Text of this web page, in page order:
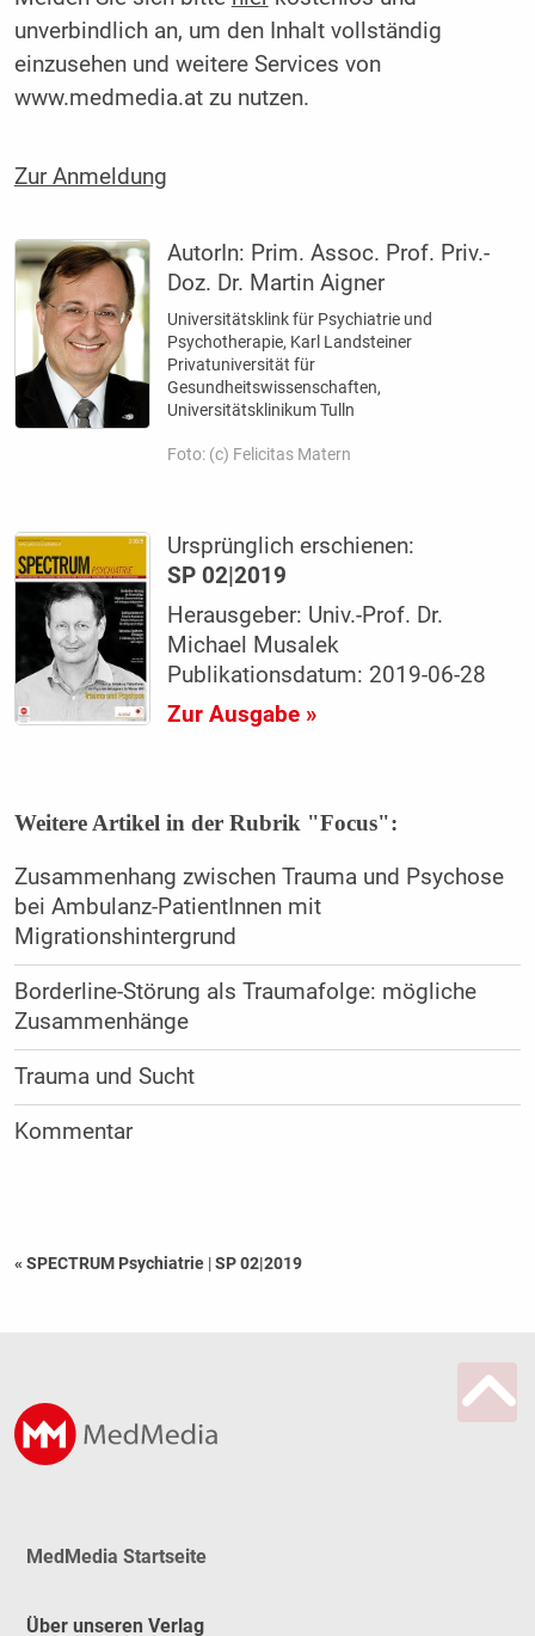
unverbindlich an, um den Inhalt vollständig
einzusehen und weitere Services von
www.medmedia.at zu nutzen.
Zur Anmeldung
AutorIn: Prim. Assoc. Prof. Priv.-
Doz. Dr. Martin Aigner
Universitätsklink für Psychiatrie und
Psychotherapie, Karl Landsteiner
Privatuniversität für
Gesundheitswissenschaften,
Universitätsklinikum Tulln
Foto: (c) Felicitas Matern
Ursprünglich erschienen:
SP 02|2019
Herausgeber: Univ.-Prof. Dr.
Michael Musalek
Publikationsdatum: 2019-06-28
Zur Ausgabe »
Weitere Artikel in der Rubrik "Focus":
Zusammenhang zwischen Trauma und Psychose
bei Ambulanz-PatientInnen mit
Migrationshintergrund
Borderline-Störung als Traumafolge: mögliche
Zusammenhänge
Trauma und Sucht
Kommentar
« SPECTRUM Psychiatrie |SP 02|2019
MedMedia Startseite
Über unseren Verlag